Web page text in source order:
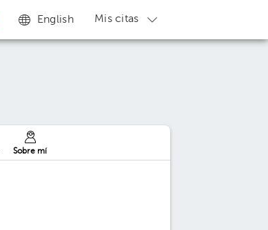
English Mis citas
Sobre mí